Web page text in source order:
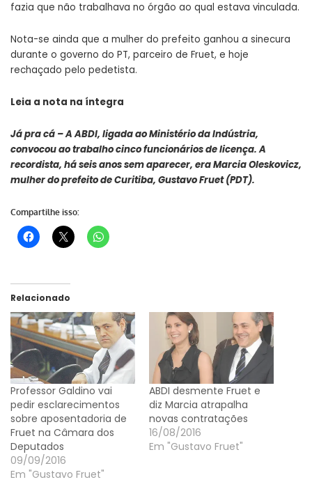
fazia que não trabalhava no órgão ao qual estava vinculada.
Nota-se ainda que a mulher do prefeito ganhou a sinecura
durante o governo do PT, parceiro de Fruet, e hoje
rechaçado pelo pedetista.
Leia a nota na íntegra
Já pra cá – A ABDI, ligada ao Ministério da Indústria,
convocou ao trabalho cinco funcionários de licença. A
recordista, há seis anos sem aparecer, era Marcia Oleskovicz,
mulher do prefeito de Curitiba, Gustavo Fruet (PDT).
Compartilhe isso:
Relacionado
Professor Galdino vai
pedir esclarecimentos
sobre aposentadoria de
Fruet na Câmara dos
Deputados
09/09/2016
Em "Gustavo Fruet"
ABDI desmente Fruet e
diz Marcia atrapalha
novas contratações
16/08/2016
Em "Gustavo Fruet"